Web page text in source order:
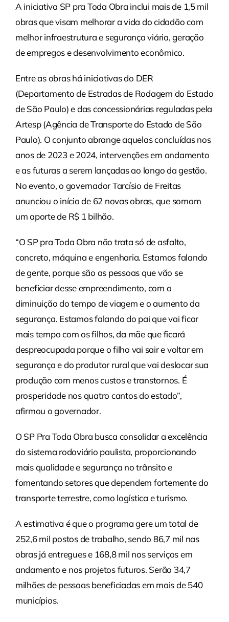
A iniciativa SP pra Toda Obra inclui mais de 1,5 mil
obras que visam melhorar a vida do cidadão com
melhor infraestrutura e segurança viária, geração
de empregos e desenvolvimento econômico.
Entre as obras há iniciativas do DER
(Departamento de Estradas de Rodagem do Estado
de São Paulo) e das concessionárias reguladas pela
Artesp (Agência de Transporte do Estado de São
Paulo). O conjunto abrange aquelas concluídas nos
anos de 2023 e 2024, intervenções em andamento
e as futuras a serem lançadas ao longo da gestão.
No evento, o governador Tarcísio de Freitas
anunciou o início de 62 novas obras, que somam
um aporte de R$ 1 bilhão.
“O SP pra Toda Obra não trata só de asfalto,
concreto, máquina e engenharia. Estamos falando
de gente, porque são as pessoas que vão se
beneficiar desse empreendimento, com a
diminuição do tempo de viagem e o aumento da
segurança. Estamos falando do pai que vai ficar
mais tempo com os filhos, da mãe que ficará
despreocupada porque o filho vai sair e voltar em
segurança e do produtor rural que vai deslocar sua
produção com menos custos e transtornos. É
prosperidade nos quatro cantos do estado”,
afirmou o governador.
O SP Pra Toda Obra busca consolidar a excelência
do sistema rodoviário paulista, proporcionando
mais qualidade e segurança no trânsito e
fomentando setores que dependem fortemente do
transporte terrestre, como logística e turismo.
A estimativa é que o programa gere um total de
252,6 mil postos de trabalho, sendo 86,7 mil nas
obras já entregues e 168,8 mil nos serviços em
andamento e nos projetos futuros. Serão 34,7
milhões de pessoas beneficiadas em mais de 540
municípios.